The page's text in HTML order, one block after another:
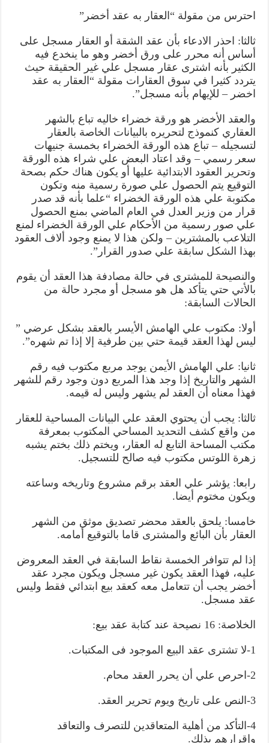
احترس من مقولة “العقار به عقد أخضر”
ثالثا: احذر الادعاء بأن عقد الشقة أو العقار مسجل على
أساس أنه محرر على ورق أخضر وهو ما ينخدع فيه
الكثير بأنه اشترى عقار مسجل علي غير الحقيقة حيث
يتردد كثيرا في سوق العقارات مقولة “العقار به عقد
اخضر – للإيهام بأنه مسجل”.
والعقد الأخضر هو ورقة خضراء خاليه تباع بالشهر
العقاري كنموذج لتحريره بالبيانات الخاصة بالعقار
لتسجيله – تباع هذه الورقة الخضراء بخمسة جنيهات
سعر رسمي – وقد اعتاد البعض علي شراء هذه الورقة
وتحرير العقود الابتدائية عليها أو يكون هناك حكم بصحة
التوقيع يتم الحصول علي صورة رسمية منه وتكون
مكتوبة علي هذه الورقة الخضراء “علما بأنه قد صدر
قرار من وزير العدل في العام الماضي بمنع الحصول
علي صور رسمية من الأحكام علي الورقة الخضراء لمنع
التلاعب بالمشترين – ولكن هذا لا يمنع وجود ألاف العقود
بهذا الشكل سابقة علي صدور القرار”.
والنصيحة للمشترى في حالة مصادفة هذا العقد أن يقوم
بالأتي حتي يتأكد هل هو مسجل أو مجرد حالة من
الحالات السابقة:
أولا: مكتوب علي الهامش الأيسر بالعقد بشكل عرضي ”
ليس لهذا العقد قيمة حتي بين طرفية إلا إذا تم شهره”.
ثانيا: علي الهامش الأيمن يوجد مربع مكتوب فيه رقم
الشهر والتاريخ إذا وجد هذا المربع دون وجود رقم للشهر
فهذا معناه أن العقد لم يشهر وليس له قيمه.
ثالثا: يجب أن يحتوي العقد علي البيانات المساحية للعقار
من واقع كشف التحديد المساحي المكتوب بمعرفة
مكتب المساحة التابع له العقار، ويختم ذلك بختم يشبه
زهرة اللوتس مكتوب فيه صالح للتسجيل.
رابعا: يؤشر علي العقد برقم مشروع وتاريخه وساعته
ويكون مختوم أيضا.
خامسا: يلحق بالعقد محضر تصديق موثق من الشهر
العقار بأن البائع والمشترى قاما بالتوقيع أمامه.
إذا لم تتوافر الخمسة نقاط السابقة في العقد المعروض
عليه، فهذا العقد يكون غير مسجل ويكون مجرد عقد
أخضر يجب أن تتعامل معه كعقد بيع ابتدائي فقط وليس
عقد مسجل.
الخلاصة: 16 نصيحة عند كتابة عقد بيع:
1-لا تشترى عقد البيع الموجود فى المكتبات.
2-احرص علي أن يحرر العقد محام.
3-النص على تاريخ ويوم تحرير العقد.
4-التأكد من أهلية المتعاقدين للتصرف والتعاقد
وإقرارهم بذلك.